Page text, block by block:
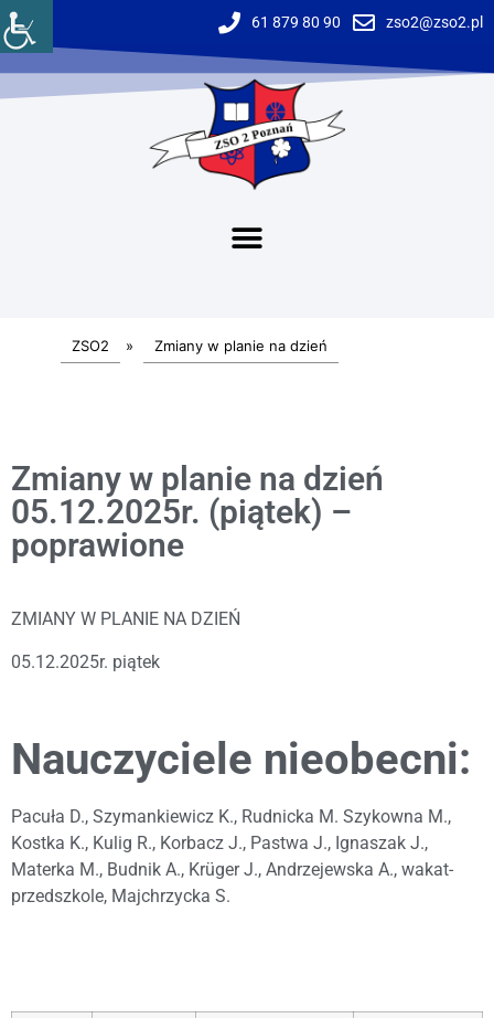
61 879 80 90 zso2@zso2.pl
ZSO2 » Zmiany w planie na dzień
Zmiany w planie na dzień
05.12.2025r. (piątek) –
poprawione
ZMIANY W PLANIE NA DZIEŃ
05.12.2025r. piątek
Nauczyciele nieobecni:
Pacuła D., Szymankiewicz K., Rudnicka M. Szykowna M.,
Kostka K., Kulig R., Korbacz J., Pastwa J., Ignaszak J.,
Materka M., Budnik A., Krüger J., Andrzejewska A., wakat-
przedszkole, Majchrzycka S.